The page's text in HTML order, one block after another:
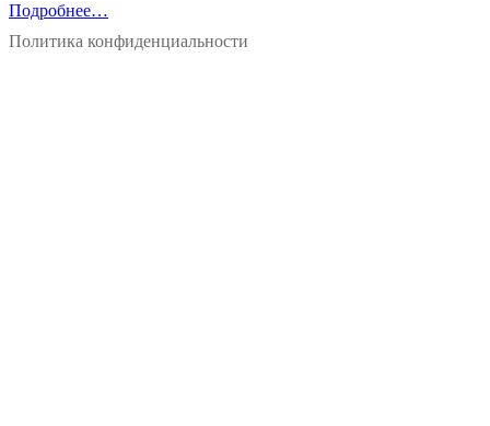
Подробнее…
Политика конфиденциальности